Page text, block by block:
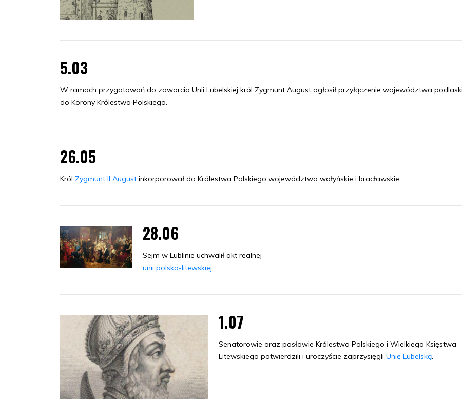
5.03
W ramach przygotowań do zawarcia Unii Lubelskiej król Zygmunt August ogłosił przyłączenie województwa
do Korony Królestwa Polskiego.
26.05
Król Zygmunt II August inkorporował do Królestwa Polskiego województwa wołyńskie i bracławskie.
28.06
Sejm w Lublinie uchwalił akt realnej
unii polsko-litewskiej.
1.07
Senatorowie oraz posłowie Królestwa Polskiego i Wielkiego Księstwa
Litewskiego potwierdzili i uroczyście zaprzysięgli Unię Lubelską.